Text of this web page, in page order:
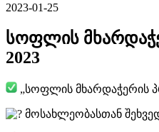
2023-01-25
სოფლის
2023
„სოფლის მხარდაჭერის
მოსახლეობასთან